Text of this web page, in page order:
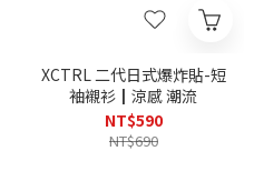
XCTRL 二代日式爆炸貼-短
袖襯衫┃涼感 潮流
NT$590
NT$690